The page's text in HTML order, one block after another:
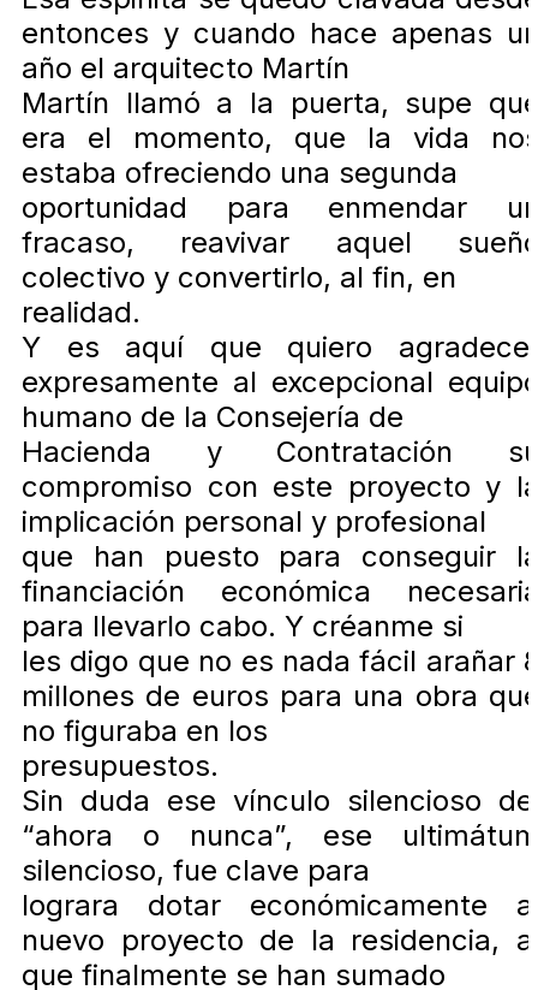
entonces y cuando hace apenas
año el arquitecto Martín
Martín llamó a la puerta, supe
era el momento, que la vida
estaba ofreciendo una segunda
oportunidad para enmendar
fracaso, reavivar aquel
colectivo y convertirlo, al fin, en
realidad.
Y es aquí que quiero
expresamente al excepcional
humano de la Consejería de
Hacienda y Contratación
compromiso con este proyecto y
implicación personal y profesional
que han puesto para conseguir
financiación económica
para llevarlo cabo. Y créanme si
les digo que no es nada fácil arañar
millones de euros para una obra
no figuraba en los
presupuestos.
Sin duda ese vínculo silencioso
“ahora o nunca”, ese
silencioso, fue clave para
lograra dotar económicamente
nuevo proyecto de la residencia,
que finalmente se han sumado